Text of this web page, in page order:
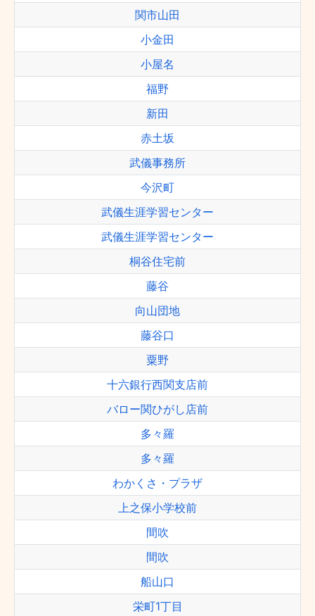
関市山田
小金田
小屋名
福野
新田
赤土坂
武儀事務所
今沢町
武儀生涯学習センター
武儀生涯学習センター
桐谷住宅前
藤谷
向山団地
藤谷口
粟野
十六銀行西関支店前
バロー関ひがし店前
多々羅
多々羅
わかくさ・プラザ
上之保小学校前
間吹
間吹
船山口
栄町1丁目